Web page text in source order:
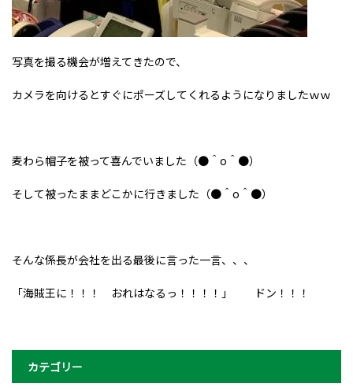
写真を撮る機会が増えてきたので、
カメラを向けるとすぐにポーズしてくれるようになりましたｗｗ
麦わら帽子を被って喜んでいました（●＾o＾●）
そして被ったままどこかに行きました（●＾o＾●）
そんな係長が会社を出る最後に言った一言、、、
「海賊王に！！！ おれはなるっ！！！！」 ドン！！！
カテゴリー